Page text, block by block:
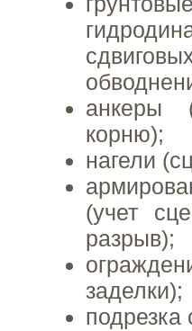
анкеры
корню);
нагели
(учет
разрыв);
заделки);
подрезка